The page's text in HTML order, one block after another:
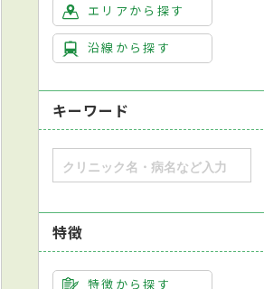
エリアから探す
沿線から探す
キーワード
特徴
特徴から探す